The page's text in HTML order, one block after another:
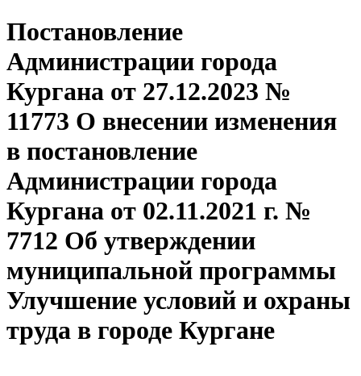
Постановление
Администрации города
Кургана от 27.12.2023 №
11773 О внесении изменения
в постановление
Администрации города
Кургана от 02.11.2021 г. №
7712 Об утверждении
муниципальной программы
Улучшение условий и охраны
труда в городе Кургане